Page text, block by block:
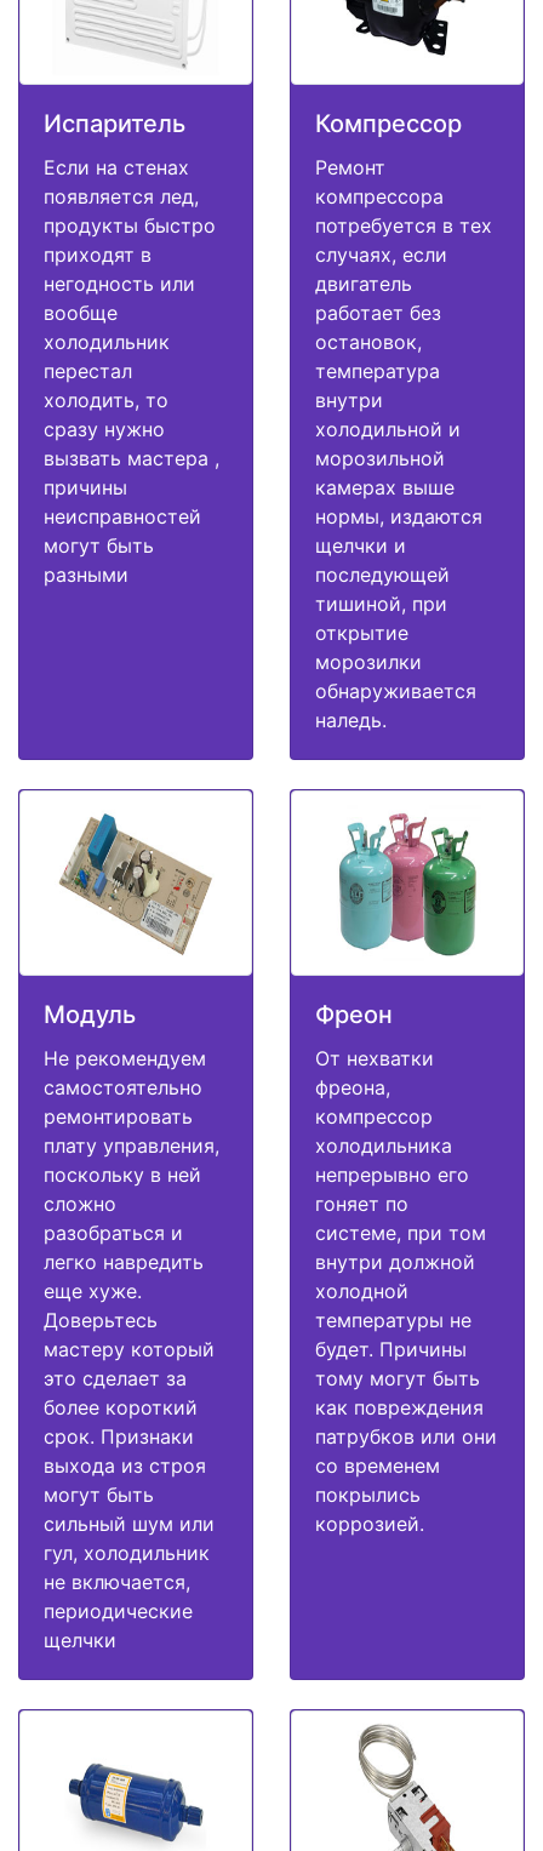
Испаритель
Если на стенах
появляется лед,
продукты быстро
приходят в
негодность или
вообще
холодильник
перестал
холодить, то
сразу нужно
вызвать мастера ,
причины
неисправностей
могут быть
разными
Компрессор
Ремонт
компрессора
потребуется в тех
случаях, если
двигатель
работает без
остановок,
температура
внутри
холодильной и
морозильной
камерах выше
нормы, издаются
щелчки и
последующей
тишиной, при
открытие
морозилки
обнаруживается
наледь.
Модуль
Не рекомендуем
самостоятельно
ремонтировать
плату управления,
поскольку в ней
сложно
разобраться и
легко навредить
еще хуже.
Доверьтесь
мастеру который
это сделает за
более короткий
срок. Признаки
выхода из строя
могут быть
сильный шум или
гул, холодильник
не включается,
периодические
щелчки
Фреон
От нехватки
фреона,
компрессор
холодильника
непрерывно его
гоняет по
системе, при том
внутри должной
холодной
температуры не
будет. Причины
тому могут быть
как повреждения
патрубков или они
со временем
покрылись
коррозией.